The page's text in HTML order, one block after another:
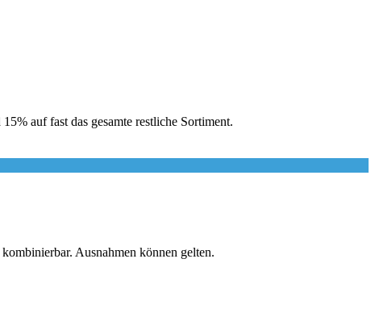
auf fast das gesamte restliche Sortiment.
Ausnahmen können gelten.